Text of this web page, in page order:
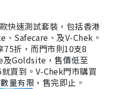
快速測試套裝，包括香港
Safecare、及V-Chek。
折，而門市則10支8
及Goldsite，售價低至
買到。V-Chek門市購買
量有限，售完即止。